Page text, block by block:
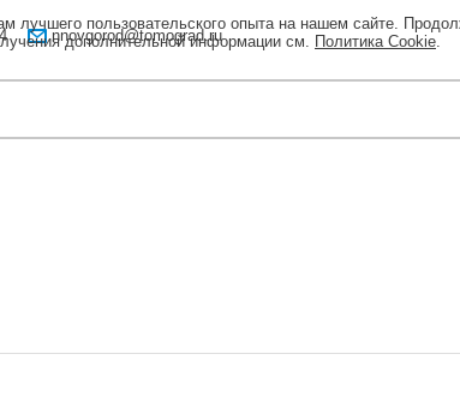
nnovgorod@tomograd.ru
лучшего пользовательского опыта на нашем сайте.
дополнительной информации см. Политика Cookie.